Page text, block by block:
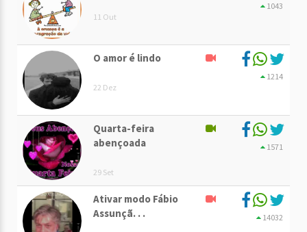
11 Out
1043
O amor é lindo
22 Dez
1214
Quarta-feira
abençoada
29 Set
1571
Ativar modo Fábio
Assunçã. . .
14032